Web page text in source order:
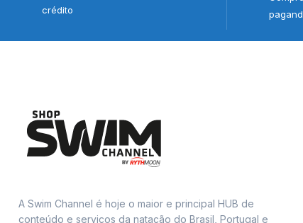
crédito
A Swim Channel é hoje o maior e principal HUB de
conteúdo e serviços da natação do Brasil, Portugal e